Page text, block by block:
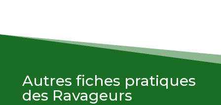
Autres fiches pratiques
des Ravageurs